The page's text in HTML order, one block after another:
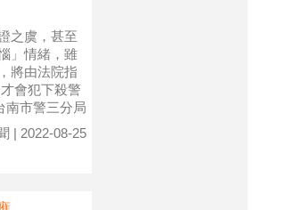
之虞，甚至
」情緒，雖
將由法院指
會犯下殺警
南市警三分局
| 2022-08-25